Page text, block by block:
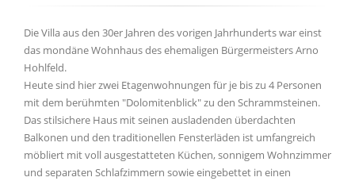
Die Villa aus den 30er Jahren des vorigen Jahrhunderts war einst
das mondäne Wohnhaus des ehemaligen Bürgermeisters Arno
Hohlfeld.
Heute sind hier zwei Etagenwohnungen für je bis zu 4 Personen
mit dem berühmten "Dolomitenblick" zu den Schrammsteinen.
Das stilsichere Haus mit seinen ausladenden überdachten
Balkonen und den traditionellen Fensterläden ist umfangreich
möbliert mit voll ausgestatteten Küchen, sonnigem Wohnzimmer
und separaten Schlafzimmern sowie eingebettet in einen